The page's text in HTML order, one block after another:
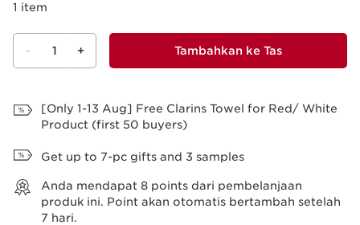
1 item
- 1 + Tambahkan ke Tas
[Only 1-13 Aug] Free Clarins Towel for Red/ White
Product (first 50 buyers)
Get up to 7-pc gifts and 3 samples
Anda mendapat 8 points dari pembelanjaan
produk ini. Point akan otomatis bertambah setelah
7 hari.